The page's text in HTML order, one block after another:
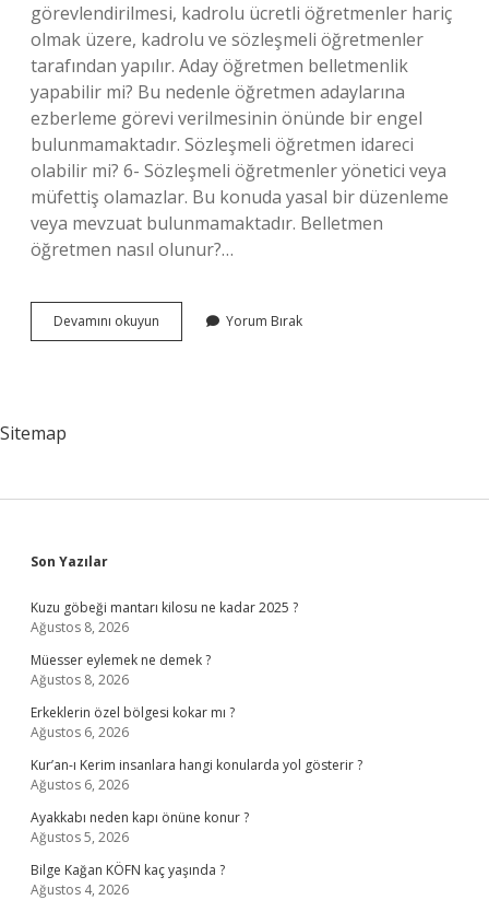
görevlendirilmesi, kadrolu ücretli öğretmenler hariç
olmak üzere, kadrolu ve sözleşmeli öğretmenler
tarafından yapılır. Aday öğretmen belletmenlik
yapabilir mi? Bu nedenle öğretmen adaylarına
ezberleme görevi verilmesinin önünde bir engel
bulunmamaktadır. Sözleşmeli öğretmen idareci
olabilir mi? 6- Sözleşmeli öğretmenler yönetici veya
müfettiş olamazlar. Bu konuda yasal bir düzenleme
veya mevzuat bulunmamaktadır. Belletmen
öğretmen nasıl olunur?…
Devamını okuyun Sözleşmeli
Öğretmen
Yorum Bırak
Sitemap
Sidebar
Son Yazılar
Kuzu göbeği mantarı kilosu ne kadar 2025 ?
Ağustos 8, 2026
Müesser eylemek ne demek ?
Ağustos 8, 2026
Erkeklerin özel bölgesi kokar mı ?
Ağustos 6, 2026
Kur’an-ı Kerim insanlara hangi konularda yol gösterir ?
Ağustos 6, 2026
Ayakkabı neden kapı önüne konur ?
Ağustos 5, 2026
Bilge Kağan KÖFN kaç yaşında ?
Ağustos 4, 2026